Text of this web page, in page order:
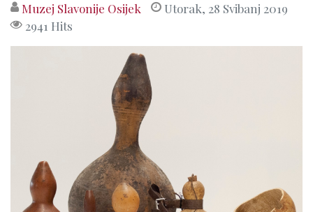
Muzej Slavonije Osijek
Utorak, 28 Svibanj 2019
2941 Hits